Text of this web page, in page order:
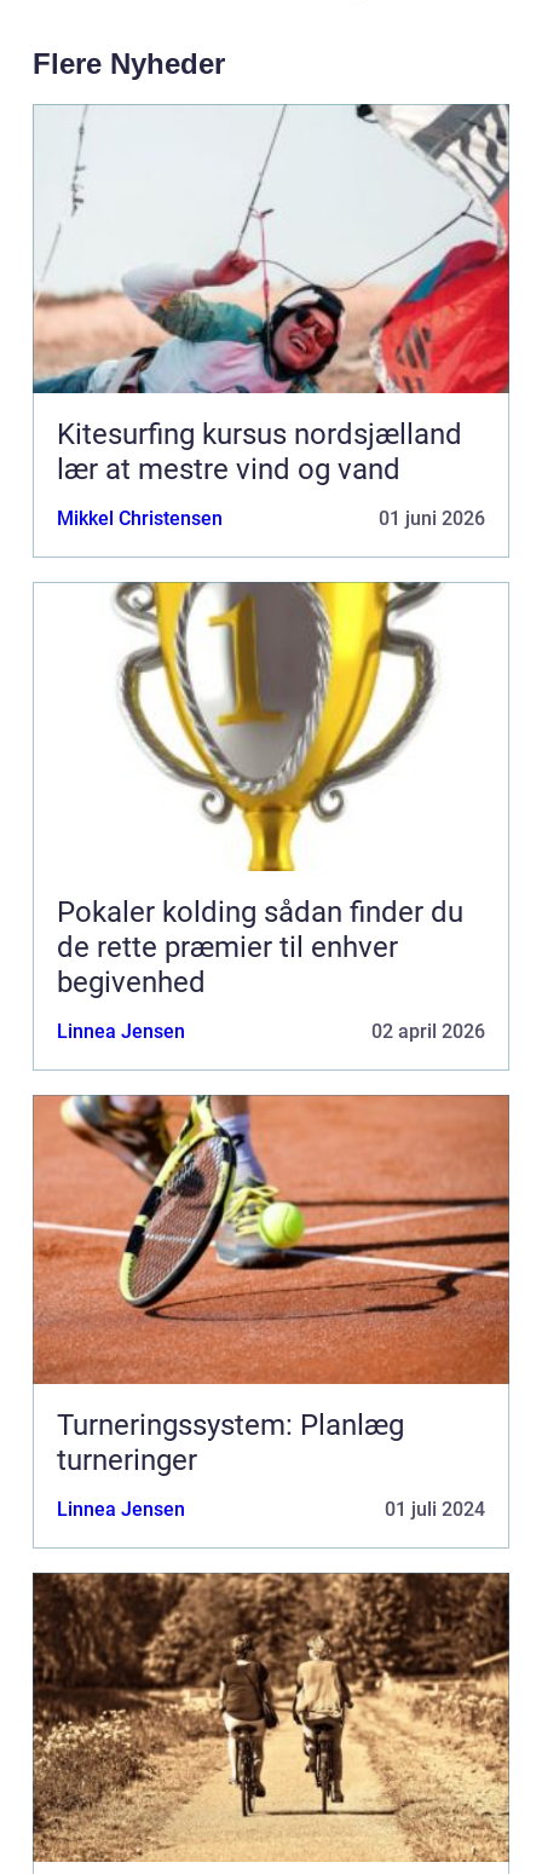
Flere Nyheder
Kitesurfing kursus nordsjælland
lær at mestre vind og vand
Mikkel Christensen 01 juni 2026
Pokaler kolding sådan finder du
de rette præmier til enhver
begivenhed
Linnea Jensen 02 april 2026
Turneringssystem: Planlæg
turneringer
Linnea Jensen 01 juli 2024